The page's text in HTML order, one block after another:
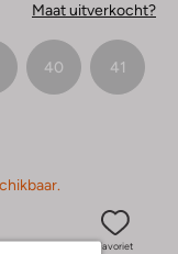
Maat uitverkocht?
40 41
Favoriet